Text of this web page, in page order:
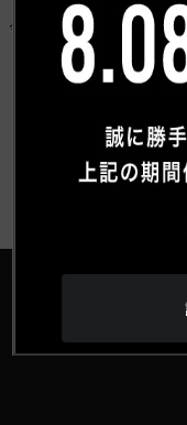
今後ともよろしくお